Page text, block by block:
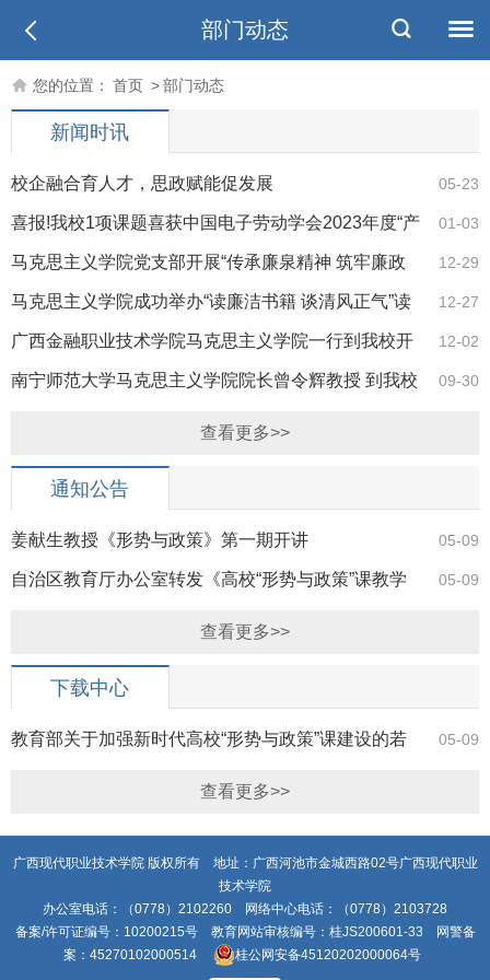
部门动态
您的位置： 首页 >部门动态
新闻时讯
05-23
校企融合育人才，思政赋能促发展
01-03
喜报!我校1项课题喜获中国电子劳动学会2023年度“产
教融合、校企合作”教育改革发展课题研究成果一等奖 12-29
马克思主义学院党支部开展“传承廉泉精神 筑牢廉政
防线” 主题党日活动 12-27
马克思主义学院成功举办“读廉洁书籍 谈清风正气”读
书分享会 12-02
广西金融职业技术学院马克思主义学院一行到我校开
展学习交流活动 09-30
南宁师范大学马克思主义学院院长曾令辉教授 到我校
查看更多>>
通知公告
05-09
姜献生教授《形势与政策》第一期开讲
05-09
自治区教育厅办公室转发《高校“形势与政策”课教学
查看更多>>
下载中心
05-09
教育部关于加强新时代高校“形势与政策”课建设的若
查看更多>>
广西现代职业技术学院 版权所有 地址：广西河池市金城西路02号广西现代职业
技术学院
办公室电话：（0778）2102260 网络中心电话：（0778）2103728
备案/许可证编号：10200215号 教育网站审核编号：桂JS200601-33 网警备
案：45270102000514
桂公网安备45120202000064号